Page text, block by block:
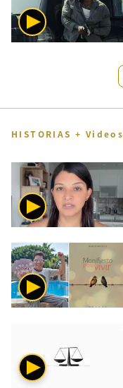
HISTORIAS + Videos